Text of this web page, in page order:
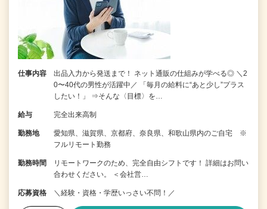
仕事内容
出品入力から発送まで！ ネット通販の仕組みが学べる◎ ＼2
0〜40代の男性が活躍中／ 「毎月の給料に“あと少し”プラス
したい！」 ⇒そんな〈目標〉を…
給与 完全出来高制
勤務地
愛知県、滋賀県、京都府、奈良県、和歌山県内のご自宅 ※
フルリモート勤務
勤務時間
リモートワークのため、完全自由シフトです！ 詳細はお問い
合わせください。 ＜会社営…
応募資格 ＼経験・資格・学歴いっさい不問！／